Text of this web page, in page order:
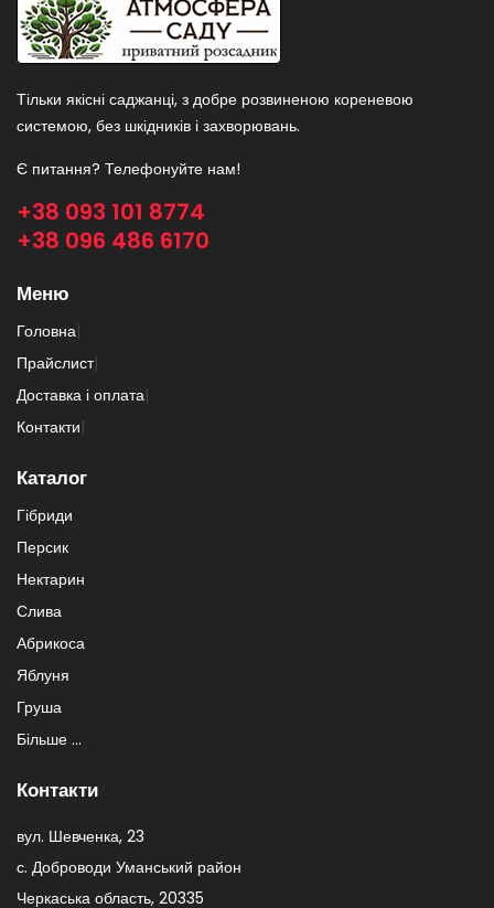
Тільки якісні саджанці, з добре розвиненою кореневою
системою, без шкідників і захворювань.
Є питання? Телефонуйте нам!
+38 093 101 8774
+38 096 486 6170
Меню
Головна|
Прайслист|
Доставка і оплата|
Контакти|
Каталог
Гібриди
Персик
Нектарин
Слива
Абрикоса
Яблуня
Груша
Більше ...
Контакти
вул. Шевченка, 23
с. Доброводи Уманський район
Черкаська область, 20335